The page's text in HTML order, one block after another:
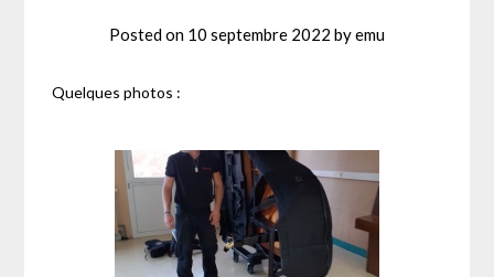
Posted on 10 septembre 2022 byemu
Quelques photos :